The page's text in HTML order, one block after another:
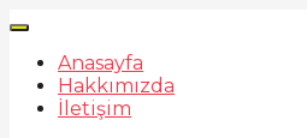
Anasayfa
Hakkımızda
İletişim